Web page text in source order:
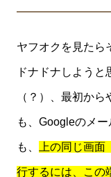
ヤフオクを見たら
ドナドナしよう
（？）、最初か
も、Googleのメ
も、 上の同じ画
行するには、この